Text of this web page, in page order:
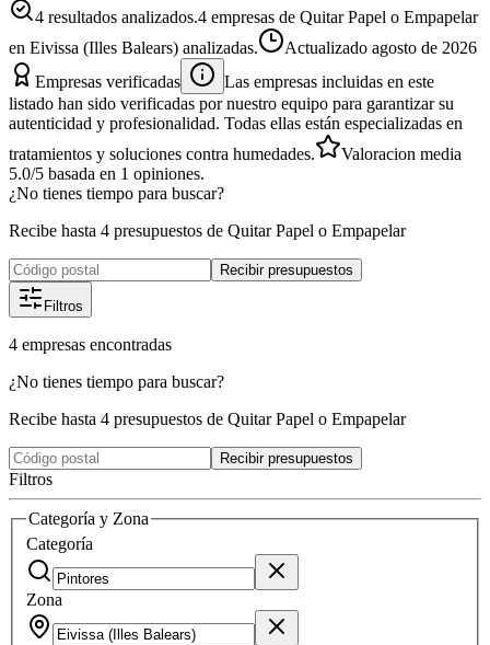
4 resultados analizados.4 empresas de Quitar Papel o Empapelar
en Eivissa (Illes Balears) analizadas.
Actualizado agosto de 2026
Empresas verificadas
Las empresas incluidas en este
listado han sido verificadas por nuestro equipo para garantizar su
autenticidad y profesionalidad. Todas ellas están especializadas en
tratamientos y soluciones contra humedades.
Valoracion media
5.0/5 basada en 1 opiniones.
¿No tienes tiempo para buscar?
Recibe hasta 4 presupuestos de Quitar Papel o Empapelar
Recibir presupuestos
Filtros
4 empresas encontradas
¿No tienes tiempo para buscar?
Recibe hasta 4 presupuestos de Quitar Papel o Empapelar
Recibir presupuestos
Filtros
Categoría y Zona
Categoría
Zona